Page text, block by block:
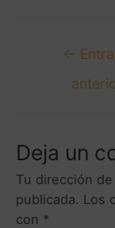
←
Deja un
Tu dirección
publicada. Los
con *